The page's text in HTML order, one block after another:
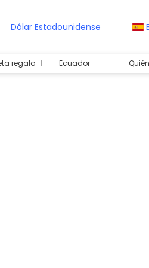
Dólar Estadounidense
regalo Ecuador